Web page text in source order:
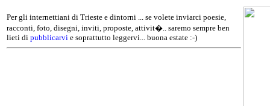
Per gli internettiani di Trieste e dintorni ... se volete inviarci poesie,
racconti, foto, disegni, inviti, proposte, attivit�.. saremo sempre ben
lieti di pubblicarvi e soprattutto leggervi... buona estate :-)